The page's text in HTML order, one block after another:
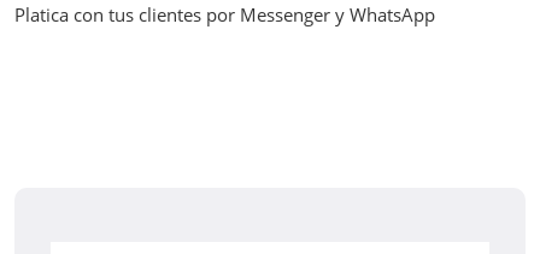
Platica con tus clientes por Messenger y WhatsApp